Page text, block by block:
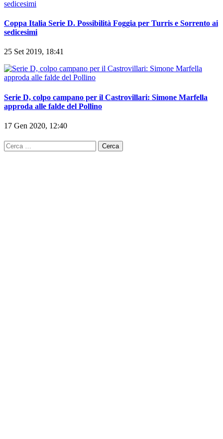
Coppa Italia Serie D. Possibilità Foggia per Turris e Sorrento ai
sedicesimi
25 Set 2019, 18:41
Serie D, colpo campano per il Castrovillari: Simone Marfella
approda alle falde del Pollino
17 Gen 2020, 12:40
Ricerca
per: